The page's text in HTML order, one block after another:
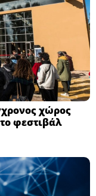
χώρος
φεστιβάλ